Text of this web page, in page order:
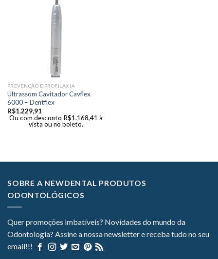
PREVENÇÃO E PROFILAXIA
Ultrassom Cavitador Cavflex
6000 – Dentflex
R$1.229,91
Ou com desconto R$1.168,41 à
vista ou no boleto.
SOBRE A NEWDENTAL PRODUTOS
ODONTOLÓGICOS
Quer promoções imbatíveis? Novidades do mundo da
Odontologia? Assine a nossa newsletter e receba tudo no seu
email!!!